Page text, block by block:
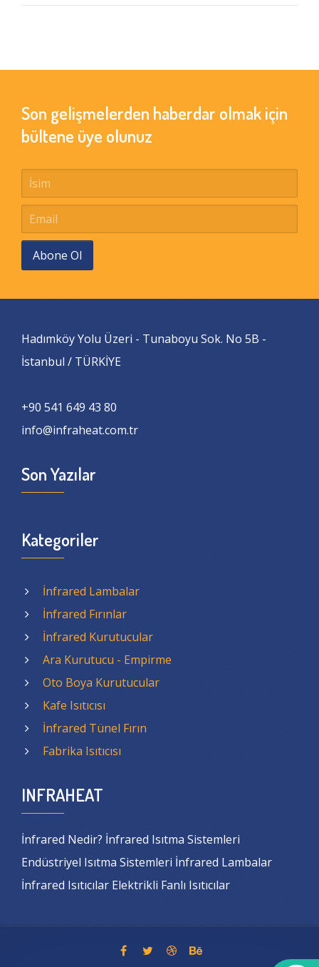
Son gelişmelerden haberdar olmak için
bültene üye olunuz
Abone Ol
Hadımköy Yolu Üzeri - Tunaboyu Sok. No 5B -
İstanbul / TÜRKİYE
+90 541 649 43 80
info@infraheat.com.tr
Son Yazılar
Kategoriler
İnfrared Lambalar
İnfrared Fırınlar
İnfrared Kurutucular
Ara Kurutucu - Empirme
Oto Boya Kurutucular
Kafe Isıtıcısı
İnfrared Tünel Fırın
Fabrika Isıtıcısı
INFRAHEAT
İnfrared Nedir? İnfrared Isıtma Sistemleri
Endüstriyel Isıtma Sistemleri İnfrared Lambalar
İnfrared Isıtıcılar Elektrikli Fanlı Isıtıcılar